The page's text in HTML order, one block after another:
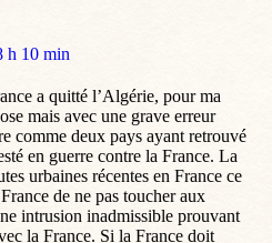
h 10 min
a quitté l’Algérie, pour ma
mais avec une grave erreur
comme deux pays ayant retrouvé
en guerre contre la France. La
urbaines récentes en France ce
de ne pas toucher aux
intrusion inadmissible prouvant
la France. Si la France doit